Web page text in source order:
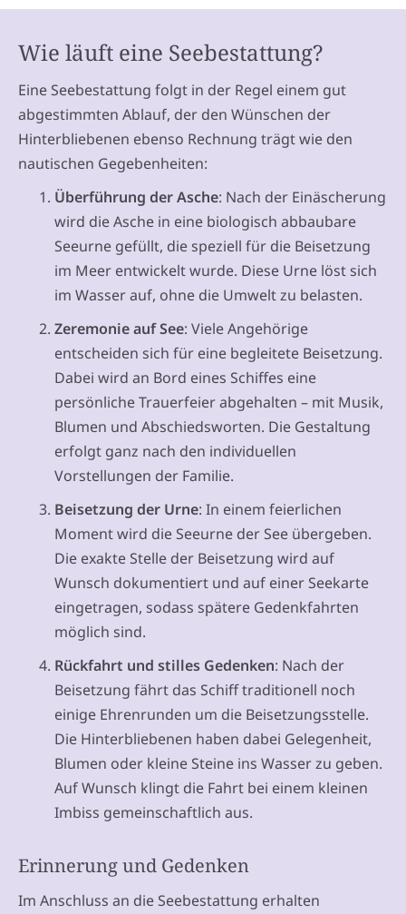
Wie läuft eine Seebestattung?
Eine Seebestattung folgt in der Regel einem gut
abgestimmten Ablauf, der den Wünschen der
Hinterbliebenen ebenso Rechnung trägt wie den
nautischen Gegebenheiten:
Überführung der Asche: Nach der Einäscherung
wird die Asche in eine biologisch abbaubare
Seeurne gefüllt, die speziell für die Beisetzung
im Meer entwickelt wurde. Diese Urne löst sich
im Wasser auf, ohne die Umwelt zu belasten.
Zeremonie auf See: Viele Angehörige
entscheiden sich für eine begleitete Beisetzung.
Dabei wird an Bord eines Schiffes eine
persönliche Trauerfeier abgehalten – mit Musik,
Blumen und Abschiedsworten. Die Gestaltung
erfolgt ganz nach den individuellen
Vorstellungen der Familie.
Beisetzung der Urne: In einem feierlichen
Moment wird die Seeurne der See übergeben.
Die exakte Stelle der Beisetzung wird auf
Wunsch dokumentiert und auf einer Seekarte
eingetragen, sodass spätere Gedenkfahrten
möglich sind.
Rückfahrt und stilles Gedenken: Nach der
Beisetzung fährt das Schiff traditionell noch
einige Ehrenrunden um die Beisetzungsstelle.
Die Hinterbliebenen haben dabei Gelegenheit,
Blumen oder kleine Steine ins Wasser zu geben.
Auf Wunsch klingt die Fahrt bei einem kleinen
Imbiss gemeinschaftlich aus.
Erinnerung und Gedenken
Im Anschluss an die Seebestattung erhalten